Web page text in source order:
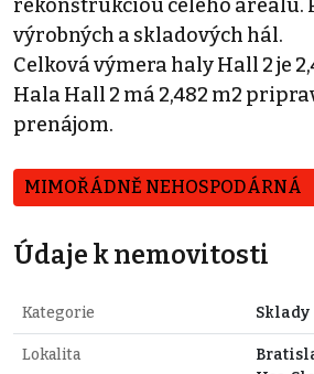
rekonštrukciou celého areálu.
výrobných a skladových hál.
Celková výmera haly Hall 2 je
Hala Hall 2 má 2,482 m2
prenájom.
MIMOŘÁDNĚ NEHOSPODÁRNÁ
Údaje k nemovitosti
Kategorie Sklady
Lokalita